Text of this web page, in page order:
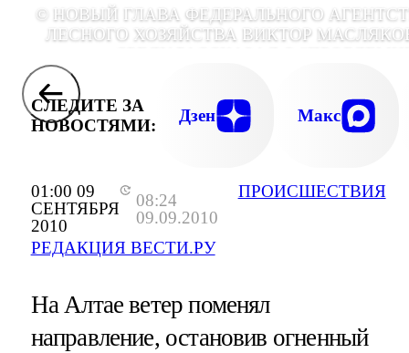
01:00 09
СЕНТЯБРЯ
2010
08:24
09.09.2010
РЕДАКЦИЯ ВЕСТИ.РУ
ПРОИСШЕСТВИЯ
© НОВЫЙ ГЛАВА ФЕДЕРАЛЬНОГО
ЛЕСНОГО ХОЗЯЙСТВА ВИКТОР
СЛЕДИТЕ ЗА
НОВОСТЯМИ:
Дзен Макс
На Алтае ветер поменял
направление, остановив огненный